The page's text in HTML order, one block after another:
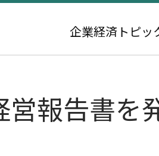
企業経済 トピッ
報告書を